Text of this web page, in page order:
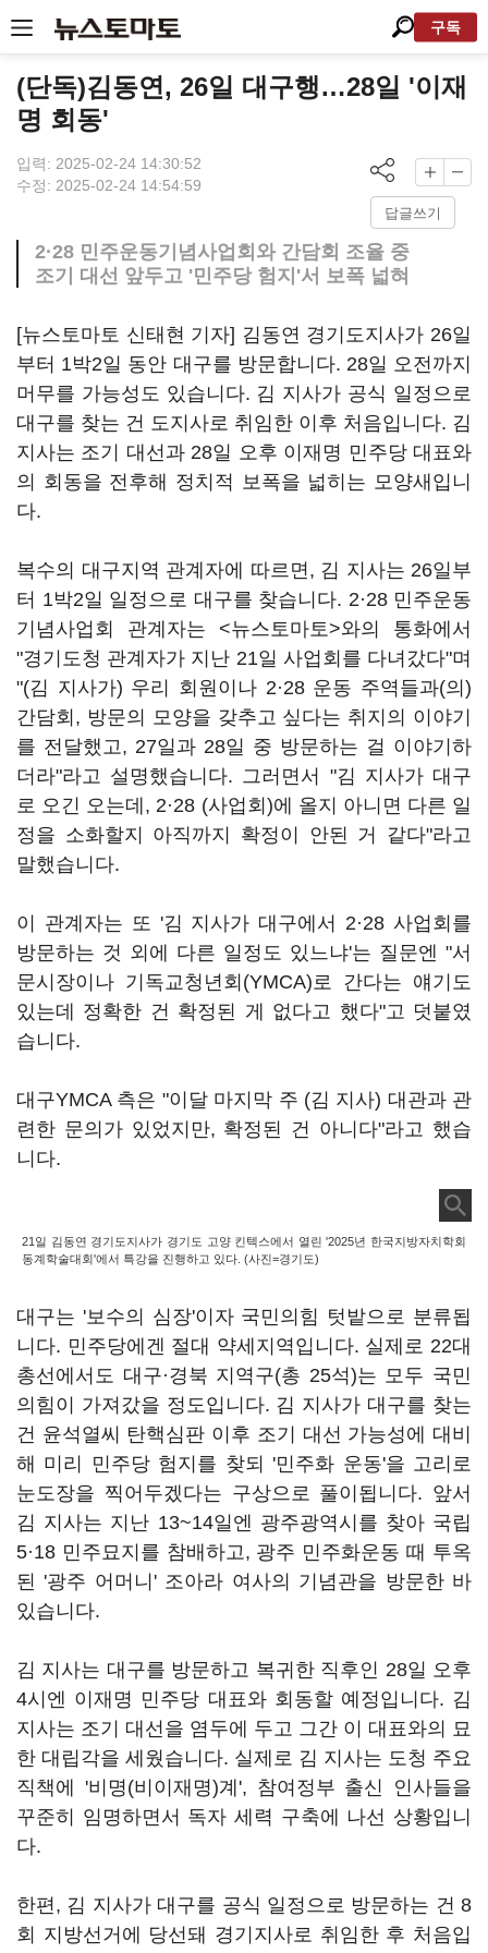
구독
(단독)김동연, 26일 대구행…28일 '이재
명 회동'
입력: 2025-02-24 14:30:52
수정: 2025-02-24 14:54:59
답글쓰기
2·28 민주운동기념사업회와 간담회 조율 중
조기 대선 앞두고 '민주당 험지'서 보폭 넓혀
[뉴스토마토 신태현 기자] 김동연 경기도지사가 26일
부터 1박2일 동안 대구를 방문합니다. 28일 오전까지
머무를 가능성도 있습니다. 김 지사가 공식 일정으로
대구를 찾는 건 도지사로 취임한 이후 처음입니다. 김
지사는 조기 대선과 28일 오후 이재명 민주당 대표와
의 회동을 전후해 정치적 보폭을 넓히는 모양새입니
다.
복수의 대구지역 관계자에 따르면, 김 지사는 26일부
터 1박2일 일정으로 대구를 찾습니다. 2·28 민주운동
기념사업회 관계자는 <뉴스토마토>와의 통화에서
"경기도청 관계자가 지난 21일 사업회를 다녀갔다"며
"(김 지사가) 우리 회원이나 2·28 운동 주역들과(의)
간담회, 방문의 모양을 갖추고 싶다는 취지의 이야기
를 전달했고, 27일과 28일 중 방문하는 걸 이야기하
더라"라고 설명했습니다. 그러면서 "김 지사가 대구
로 오긴 오는데, 2·28 (사업회)에 올지 아니면 다른 일
정을 소화할지 아직까지 확정이 안된 거 같다"라고
말했습니다.
이 관계자는 또 '김 지사가 대구에서 2·28 사업회를
방문하는 것 외에 다른 일정도 있느냐'는 질문엔 "서
문시장이나 기독교청년회(YMCA)로 간다는 얘기도
있는데 정확한 건 확정된 게 없다고 했다"고 덧붙였
습니다.
대구YMCA 측은 "이달 마지막 주 (김 지사) 대관과 관
련한 문의가 있었지만, 확정된 건 아니다"라고 했습
니다.
21일 김동연 경기도지사가 경기도 고양 킨텍스에서 열린 '2025년 한국지방자치학회
동계학술대회'에서 특강을 진행하고 있다. (사진=경기도)
대구는 '보수의 심장'이자 국민의힘 텃밭으로 분류됩
니다. 민주당에겐 절대 약세지역입니다. 실제로 22대
총선에서도 대구·경북 지역구(총 25석)는 모두 국민
의힘이 가져갔을 정도입니다. 김 지사가 대구를 찾는
건 윤석열씨 탄핵심판 이후 조기 대선 가능성에 대비
해 미리 민주당 험지를 찾되 '민주화 운동'을 고리로
눈도장을 찍어두겠다는 구상으로 풀이됩니다. 앞서
김 지사는 지난 13~14일엔 광주광역시를 찾아 국립
5·18 민주묘지를 참배하고, 광주 민주화운동 때 투옥
된 '광주 어머니' 조아라 여사의 기념관을 방문한 바
있습니다.
김 지사는 대구를 방문하고 복귀한 직후인 28일 오후
4시엔 이재명 민주당 대표와 회동할 예정입니다. 김
지사는 조기 대선을 염두에 두고 그간 이 대표와의 묘
한 대립각을 세웠습니다. 실제로 김 지사는 도청 주요
직책에 '비명(비이재명)계', 참여정부 출신 인사들을
꾸준히 임명하면서 독자 세력 구축에 나선 상황입니
다.
한편, 김 지사가 대구를 공식 일정으로 방문하는 건 8
회 지방선거에 당선돼 경기지사로 취임한 후 처음입